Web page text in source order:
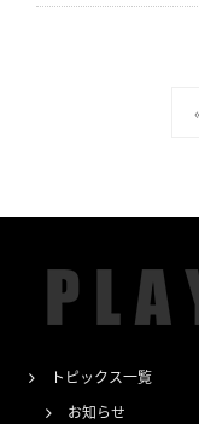
トピックス一覧
お知らせ